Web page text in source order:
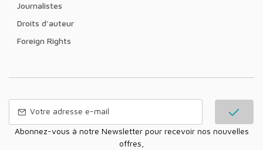
Journalistes
Droits d'auteur
Foreign Rights
Abonnez-vous à notre Newsletter pour recevoir nos nouvelles
offres,